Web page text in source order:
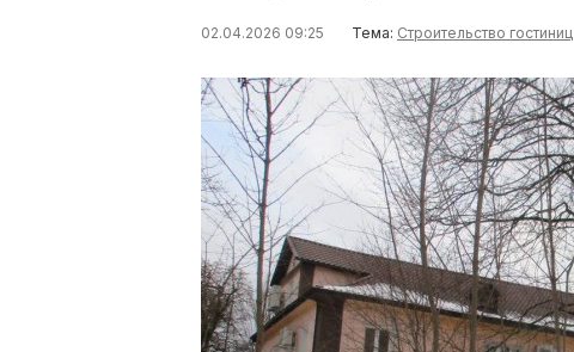
02.04.2026 09:25 Тема: Строительство гостиниц